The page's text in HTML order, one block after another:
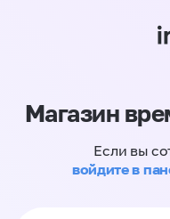
Магазин
Если вы
войдите в